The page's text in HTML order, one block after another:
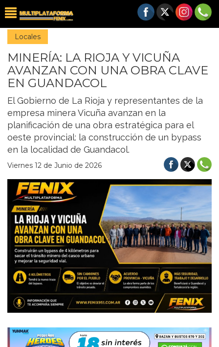
Locales
MINERÍA: LA RIOJA Y VICUÑA
AVANZAN CON UNA OBRA CLAVE
EN GUANDACOL
El Gobierno de La Rioja y representantes de la
empresa minera Vicuña avanzan en la
planificación de una obra estratégica para el
oeste provincial: la construcción de un bypass
en la localidad de Guandacol.
Viernes 12 de Junio de 2026